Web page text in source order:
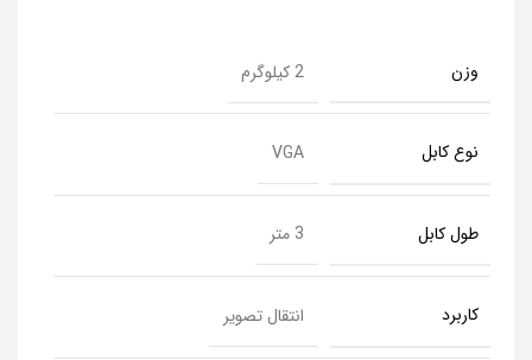
وزن 2 کیلوگرم
نوع کابل VGA
طول کابل 3 متر
کاربرد انتقال تصویر